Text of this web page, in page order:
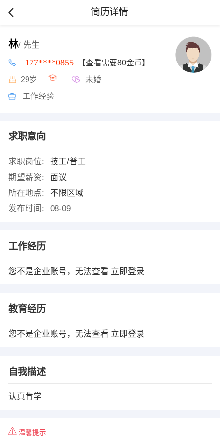
简历详情
林/ 先生
177****0855 【查看需要80金币】
29岁 未婚
工作经验
求职意向
求职岗位:
技工/普工
期望薪资:
面议
所在地点:
不限区域
发布时间:
08-09
工作经历
您不是企业账号，无法查看 立即登录
教育经历
您不是企业账号，无法查看 立即登录
自我描述
认真肯学
温馨提示